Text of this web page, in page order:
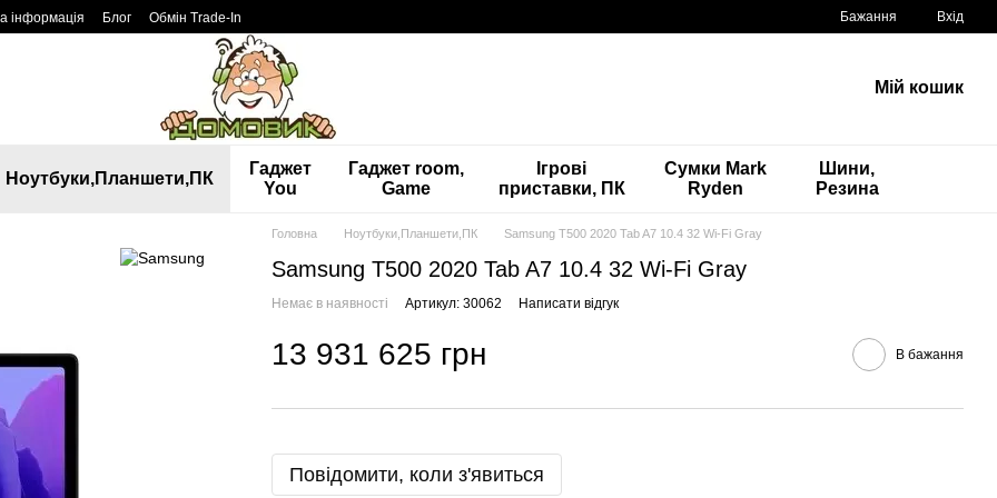
інформація Блог Обмін Trade-In Бажання Вхід
Мій кошик
Ноутбуки,Планшети,ПК
Гаджет
You
Гаджет room,
Game
Ігрові
приставки, ПК
Сумки Mark
Ryden
Шини,
Резина
Головна Ноутбуки,Планшети,ПК Samsung T500 2020 Tab A7 10.4 32 Wi-Fi Gray
Samsung T500 2020 Tab A7 10.4 32 Wi-Fi Gray
Немає в наявності Артикул: 30062 Написати відгук
13 931 625 грн В бажання
Повідомити, коли з'явиться